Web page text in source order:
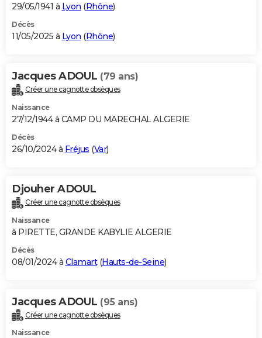
S'inscrire
Se connecter
Lycées
Collèges
Primaires
Universités
Entreprises
Service militaire
Avis de recherche
AVIS DE DÉCÈS
Bricolage
Lifestyle
Culture
Sport
Auto
Television
Voyage
Cinema
29/05/1941 à Lyon (Rhône)
Décès
11/05/2025 à Lyon (Rhône)
Jacques ADOUL (79 ans)
Créer une cagnotte obsèques
Naissance
27/12/1944 à CAMP DU MARECHAL ALGERIE
Décès
26/10/2024 à Fréjus (Var)
Djouher ADOUL
Créer une cagnotte obsèques
Naissance
à PIRETTE, GRANDE KABYLIE ALGERIE
Décès
08/01/2024 à Clamart(Hauts-de-Seine)
Jacques ADOUL (95 ans)
Créer une cagnotte obsèques
Naissance